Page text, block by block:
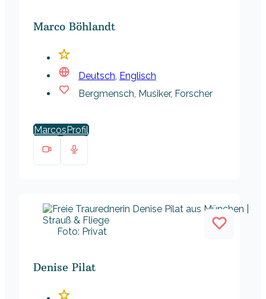
Marco Böhlandt
Deutsch, Englisch
Bergmensch, Musiker, Forscher
Marcos
Foto: Privat
Denise Pilat